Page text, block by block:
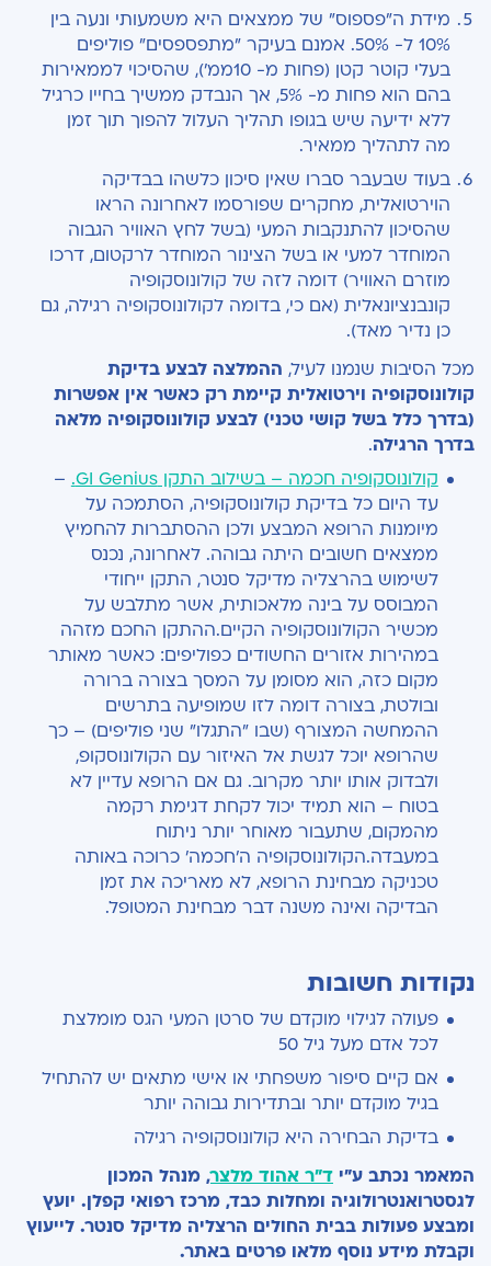
מידת ה"פספוס" של ממצאים היא משמעותי ונעה בין
10% ל- 50%. אמנם בעיקר "מתפספסים" פוליפים
בעלי קוטר קטן (פחות מ- 10ממ'), שהסיכוי לממאירות
בהם הוא פחות מ- 5%, אך הנבדק ממשיך בחייו כרגיל
ללא ידיעה שיש בגופו תהליך העלול להפוך תוך זמן
מה לתהליך ממאיר.
בעוד שבעבר סברו שאין סיכון כלשהו בבדיקה
הוירטואלית, מחקרים שפורסמו לאחרונה הראו
שהסיכון להתנקבות המעי (בשל לחץ האוויר הגבוה
המוחדר למעי או בשל הצינור המוחדר לרקטום, דרכו
מוזרם האוויר) דומה לזה של קולונוסקופיה
קונבנציונאלית (אם כי, בדומה לקולונוסקופיה רגילה, גם
כן נדיר מאד).
מכל הסיבות שנמנו לעיל, ההמלצה לבצע בדיקת
קולונוסקופיה וירטואלית קיימת רק כאשר אין אפשרות
(בדרך כלל בשל קושי טכני) לבצע קולונוסקופיה מלאה
בדרך הרגילה.
קולונוסקופיה חכמה – בשילוב התקן GI Genius.
–
עד היום כל בדיקת קולונוסקופיה, הסתמכה על
מיומנות הרופא המבצע ולכן ההסתברות להחמיץ
ממצאים חשובים היתה גבוהה. לאחרונה, נכנס
לשימוש בהרצליה מדיקל סנטר, התקן ייחודי
המבוסס על בינה מלאכותית, אשר מתלבש על
מכשיר הקולונוסקופיה הקיים.ההתקן החכם מזהה
במהירות אזורים החשודים כפוליפים: כאשר מאותר
מקום כזה, הוא מסומן על המסך בצורה ברורה
ובולטת, בצורה דומה לזו שמופיעה בתרשים
ההמחשה המצורף (שבו "התגלו" שני פוליפים) – כך
שהרופא יוכל לגשת אל האיזור עם הקולונוסקופ,
ולבדוק אותו יותר מקרוב. גם אם הרופא עדיין לא
בטוח – הוא תמיד יכול לקחת דגימת רקמה
מהמקום, שתעבור מאוחר יותר ניתוח
במעבדה.הקולונוסקופיה ה'חכמה' כרוכה באותה
טכניקה מבחינת הרופא, לא מאריכה את זמן
הבדיקה ואינה משנה דבר מבחינת המטופל.
נקודות חשובות
פעולה לגילוי מוקדם של סרטן המעי הגס מומלצת
לכל אדם מעל גיל 50
אם קיים סיפור משפחתי או אישי מתאים יש להתחיל
בגיל מוקדם יותר ובתדירות גבוהה יותר
בדיקת הבחירה היא קולונוסקופיה רגילה
המאמר נכתב ע"י ד"ר אהוד מלצר, מנהל המכון
לגסטרואנטרולוגיה ומחלות כבד, מרכז רפואי קפלן. יועץ
ומבצע פעולות בבית החולים הרצליה מדיקל סנטר. לייעוץ
וקבלת מידע נוסף מלאו פרטים באתר.